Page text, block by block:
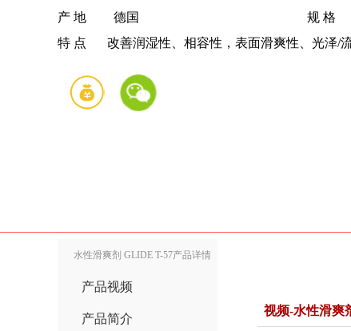
产 地
德国
规 格
特 点
改善润湿性、相容性，表面滑爽性、光泽/
水性滑爽剂 GLIDE T-57产品详情
产品视频
产品简介
视频-水性滑爽